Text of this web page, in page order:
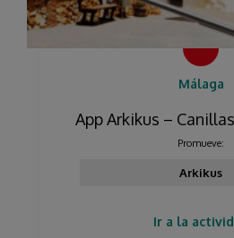
Málaga
App Arkikus –
Promueve:
Arkikus
Ir a la